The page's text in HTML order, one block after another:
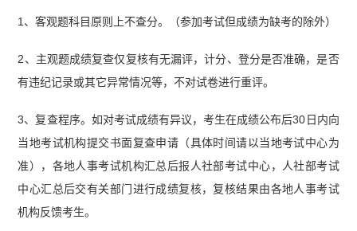
1、客观题科目原则上不查分。（参加考试但成绩为缺考的除外）
2、主观题成绩复查仅复核有无漏评，计分、登分是否准确，是否
有违纪记录或其它异常情况等，不对试卷进行重评。
3、复查程序。如对考试成绩有异议，考生在成绩公布后30日内向
当地考试机构提交书面复查申请（具体时间请以当地考试中心为
准），各地人事考试机构汇总后报人社部考试中心，人社部考试
中心汇总后交有关部门进行成绩复核，复核结果由各地人事考试
机构反馈考生。